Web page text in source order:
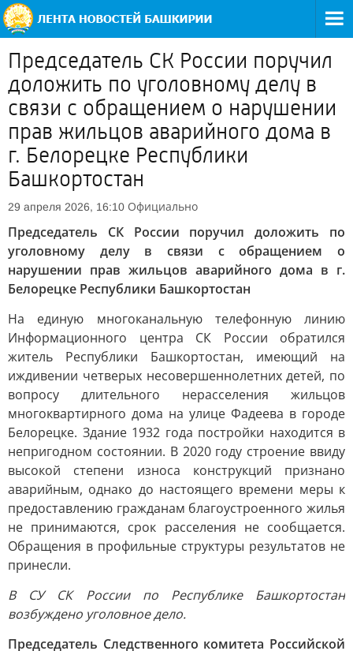
Председатель СК России поручил
доложить по уголовному делу в
связи с обращением о нарушении
прав жильцов аварийного дома в
г. Белорецке Республики
Башкортостан
29 апреля 2026, 16:10 Официально
Председатель СК России поручил доложить по
уголовному делу в связи с обращением о
нарушении прав жильцов аварийного дома в г.
Белорецке Республики Башкортостан
На единую многоканальную телефонную линию
Информационного центра СК России обратился
житель Республики Башкортостан, имеющий на
иждивении четверых несовершеннолетних детей, по
вопросу длительного нерасселения жильцов
многоквартирного дома на улице Фадеева в городе
Белорецке. Здание 1932 года постройки находится в
непригодном состоянии. В 2020 году строение ввиду
высокой степени износа конструкций признано
аварийным, однако до настоящего времени меры к
предоставлению гражданам благоустроенного жилья
не принимаются, срок расселения не сообщается.
Обращения в профильные структуры результатов не
принесли.
В СУ СК России по Республике Башкортостан
возбуждено уголовное дело.
Председатель Следственного комитета Российской